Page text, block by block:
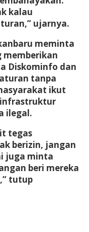
kalau
ujarnya.
meminta
memberikan
Diskominfo dan
tanpa
ikut
infrastruktur
ilegal.
tegas
berizin, jangan
juga minta
beri mereka
tutup